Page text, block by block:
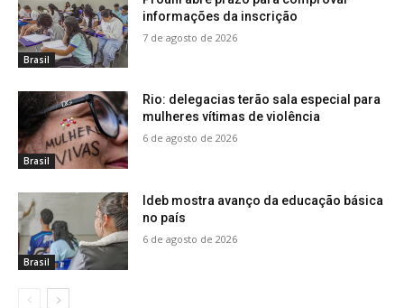
Brasil
informações da inscrição
7 de agosto de 2026
Brasil
Rio: delegacias terão sala especial para
mulheres vítimas de violência
6 de agosto de 2026
Brasil
Ideb mostra avanço da educação básica
no país
6 de agosto de 2026